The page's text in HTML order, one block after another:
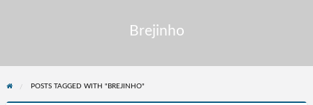
Brejinho
POSTS TAGGED WITH "BREJINHO"